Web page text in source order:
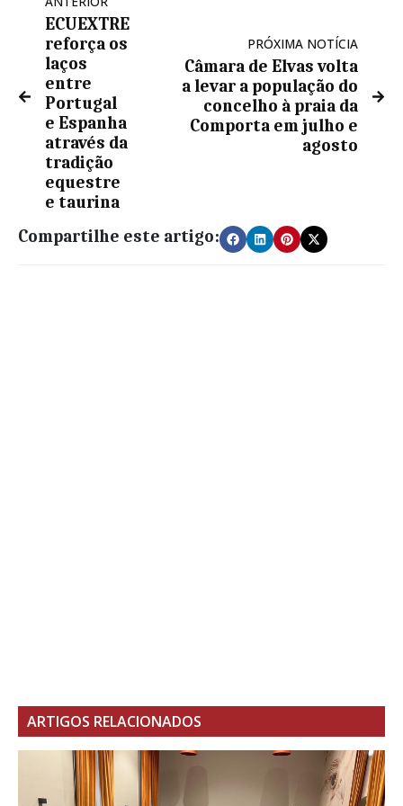
ECUEXTRE
reforça os
laços
entre
Portugal
e Espanha
através da
tradição
equestre
e taurina
PRÓXIMA NOTÍCIA
Câmara de Elvas volta
a levar a população do
concelho à praia da
Comporta em julho e
agosto
Compartilhe este artigo:
ARTIGOS RELACIONADOS